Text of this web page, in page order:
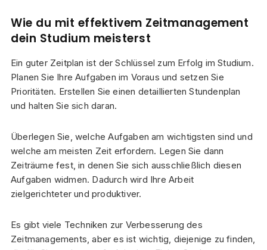
Wie du mit effektivem Zeitmanagement
dein Studium meisterst
Ein guter Zeitplan ist der Schlüssel zum Erfolg im Studium.
Planen Sie Ihre Aufgaben im Voraus und setzen Sie
Prioritäten. Erstellen Sie einen detaillierten Stundenplan
und halten Sie sich daran.
Überlegen Sie, welche Aufgaben am wichtigsten sind und
welche am meisten Zeit erfordern. Legen Sie dann
Zeiträume fest, in denen Sie sich ausschließlich diesen
Aufgaben widmen. Dadurch wird Ihre Arbeit
zielgerichteter und produktiver.
Es gibt viele Techniken zur Verbesserung des
Zeitmanagements, aber es ist wichtig, diejenige zu finden,